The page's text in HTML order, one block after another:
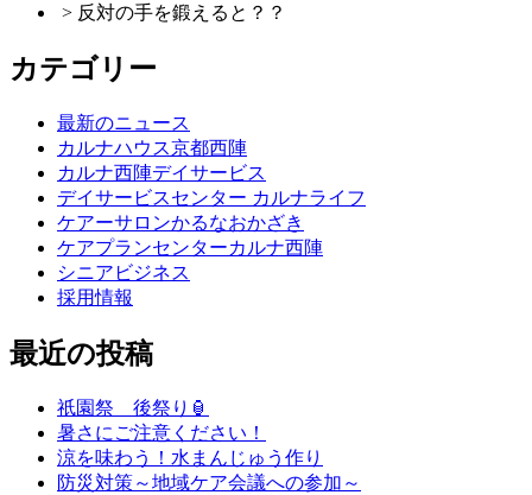
> 反対の手を鍛えると？？
カテゴリー
最新のニュース
カルナハウス京都西陣
カルナ西陣デイサービス
デイサービスセンター カルナライフ
ケアーサロンかるなおかざき
ケアプランセンターカルナ西陣
シニアビジネス
採用情報
最近の投稿
祇園祭 後祭り🏮
暑さにご注意ください！
涼を味わう！水まんじゅう作り
防災対策～地域ケア会議への参加～